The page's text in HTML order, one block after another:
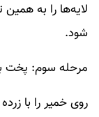
لایه‌ها را به همین
شود.
مرحله سوم: پخت
روی خمیر را با